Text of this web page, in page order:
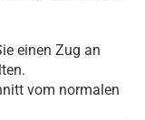
einen Zug an
vom normalen